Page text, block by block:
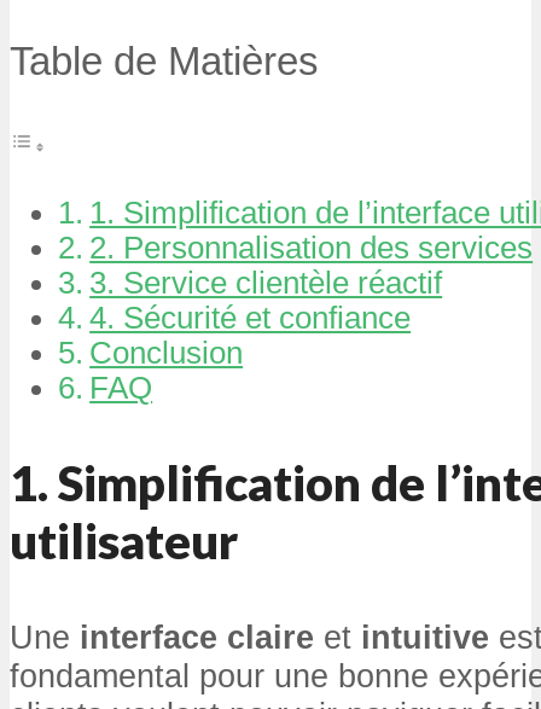
Table de Matières
1. Simplification de l’interface
2. Personnalisation des services
3. Service clientèle réactif
4. Sécurité et confiance
Conclusion
FAQ
1. Simplification de
utilisateur
Une interface claire et intuitive
fondamental pour une bonne